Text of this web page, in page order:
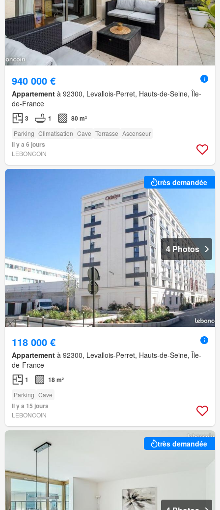
940 000 €
Appartement à 92300, Levallois-Perret, Hauts-de-Seine, Île-
de-France
3 1 80 m²
Parking Climatisation Cave Terrasse Ascenseur
Il y a 6 jours
LEBONCOIN
très demandée
4 Photos
118 000 €
Appartement à 92300, Levallois-Perret, Hauts-de-Seine, Île-
de-France
1 18 m²
Parking Cave
Il y a 15 jours
LEBONCOIN
très demandée